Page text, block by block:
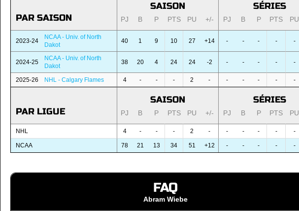
PAR SAISON
SAISON SÉRIES
PJ B P PTS PU +/- PJ B P PTS PU
2023-24
NCAA - Univ. of North
Dakot
40 1 9 10 27 +14 - - - - -
2024-25
NCAA - Univ. of North
Dakot
38 20 4 24 24 -2 - - - - -
2025-26 NHL - Calgary Flames 4 - - - 2 - - - - - -
PAR LIGUE
SAISON SÉRIES
PJ B P PTS PU +/- PJ B P PTS PU
NHL 4 - - - 2 - - - - - -
NCAA 78 21 13 34 51 +12 - - - - -
FAQ
Abram Wiebe